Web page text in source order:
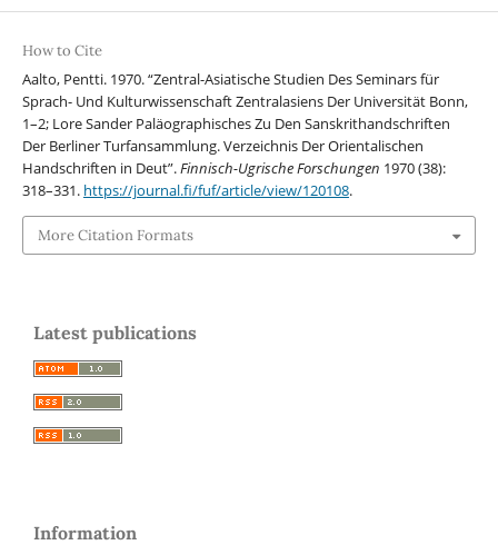
How to Cite
Aalto, Pentti. 1970. “Zentral-Asiatische Studien Des Seminars für
Sprach- Und Kulturwissenschaft Zentralasiens Der Universität Bonn,
1–2; Lore Sander Paläographisches Zu Den Sanskrithandschriften
Der Berliner Turfansammlung. Verzeichnis Der Orientalischen
Handschriften in Deut”.Finnisch-Ugrische Forschungen 1970 (38):
318–331. https://journal.fi/fuf/article/view/120108.
More Citation Formats
Latest publications
Information